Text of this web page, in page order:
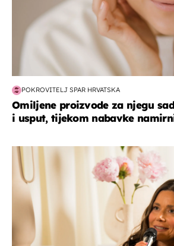
POKROVITELJ SPAR HRVATSKA
Omiljene proizvode za njegu
i usput, tijekom nabavke
moda & ljepota